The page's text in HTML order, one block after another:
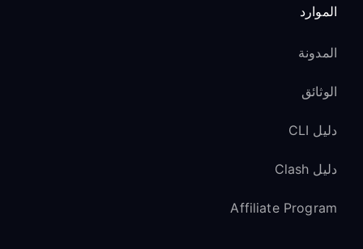
الموارد
المدونة
الوثائق
دليل CLI
دليل Clash
Affiliate Program